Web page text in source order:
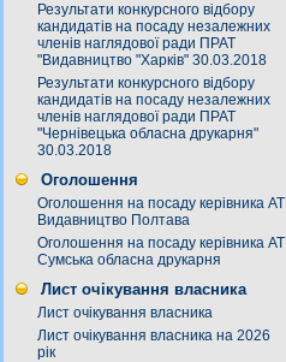
Результати конкурсного відбору
кандидатів на посаду незалежних
членів наглядової ради ПРАТ
"Видавництво "Харків" 30.03.2018
Результати конкурсного відбору
кандидатів на посаду незалежних
членів наглядової ради ПРАТ
"Чернівецька обласна друкарня"
30.03.2018
Оголошення
Оголошення на посаду керівника АТ
Видавництво Полтава
Оголошення на посаду керівника АТ
Сумська обласна друкарня
Лист очікування власника
Лист очікування власника
Лист очікування власника на 2026
рік